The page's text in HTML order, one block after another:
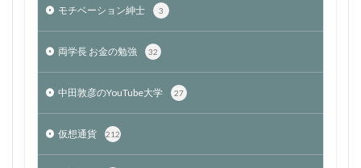
モチベーション紳士 3
両学長 お金の勉強 32
中田敦彦のYouTube大学 27
仮想通貨 212